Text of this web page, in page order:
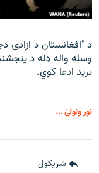
د "افغانستان د ازادۍ
وسله واله ډله د
برید ادعا کوي.
نور ولولئ ...
شريکول